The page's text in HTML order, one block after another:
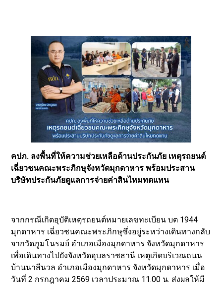
คปภ. ลงพื้นที่ให้ความช่วยเหลือด้านประกันภัย เหตุรถยนต์
เฉี่ยวชนคณะพระภิกษุจังหวัดมุกดาหาร พร้อมประสาน
บริษัทประกันภัยดูแลการจ่ายค่าสินไหมทดแทน
จากกรณีเกิดอุบัติเหตุรถยนต์หมายเลขทะเบียน บต 1944
มุกดาหาร เฉี่ยวชนคณะพระภิกษุซึ่งอยู่ระหว่างเดินทางกลับ
จากวัดภูมโนรมย์ อำเภอเมืองมุกดาหาร จังหวัดมุกดาหาร
เพื่อเดินทางไปยังจังหวัดอุบลราชธานี เหตุเกิดบริเวณถนน
บ้านนาสีนวล อำเภอเมืองมุกดาหาร จังหวัดมุกดาหาร เมื่อ
วันที่ 2 กรกฎาคม 2569 เวลาประมาณ 11.00 น. ส่งผลให้มี